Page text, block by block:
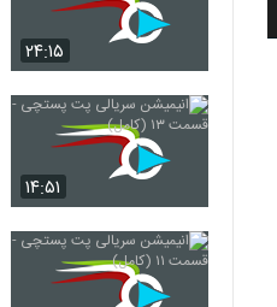
۲۴:۱۵
۱۴:۵۱